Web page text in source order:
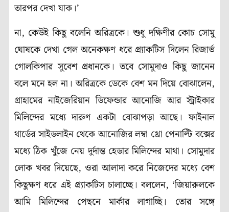
তারপর দেখা যাক।’
না, কেউই কিছু বলেনি অরিত্রকে। শুধু দক্ষিণীর কোচ সোমু
ঘোষকে দেখা গেল অনেকক্ষণ ধরে প্র্যাকটিস দিলেন রিজার্ভ
গোলকিপার সুবেশ প্রধানকে। তবে সোমুদাও কিছু জানেন
বলে মনে হল না। অরিত্রকে ডেকে বেশ মন দিয়ে বোঝালেন,
গ্রাহামের নাইজেরিয়ান ডিফেন্ডার আনোজি আর স্ট্রাইকার
মিলিন্দের মধ্যে দারুণ একটা বোঝাপড়া আছে। ফাইনাল
থার্ডের সাইডলাইন থেকে আনোজির লম্বা থ্রো পেনাল্টি বক্সের
মধ্যে ঠিক খুঁজে নেয় দুর্দান্ত হেডার মিলিন্দের মাথা। সোমুদার
লোক খবর দিয়েছে, ওরা আলাদা করে নিজেদের মধ্যে বেশ
কিছুক্ষণ ধরে এই প্র্যাকটিস চালাচ্ছে। বললেন, ‘জিয়ারুলকে
আমি মিলিন্দের পেছনে মার্কার লাগাচ্ছি। তোর সঙ্গে